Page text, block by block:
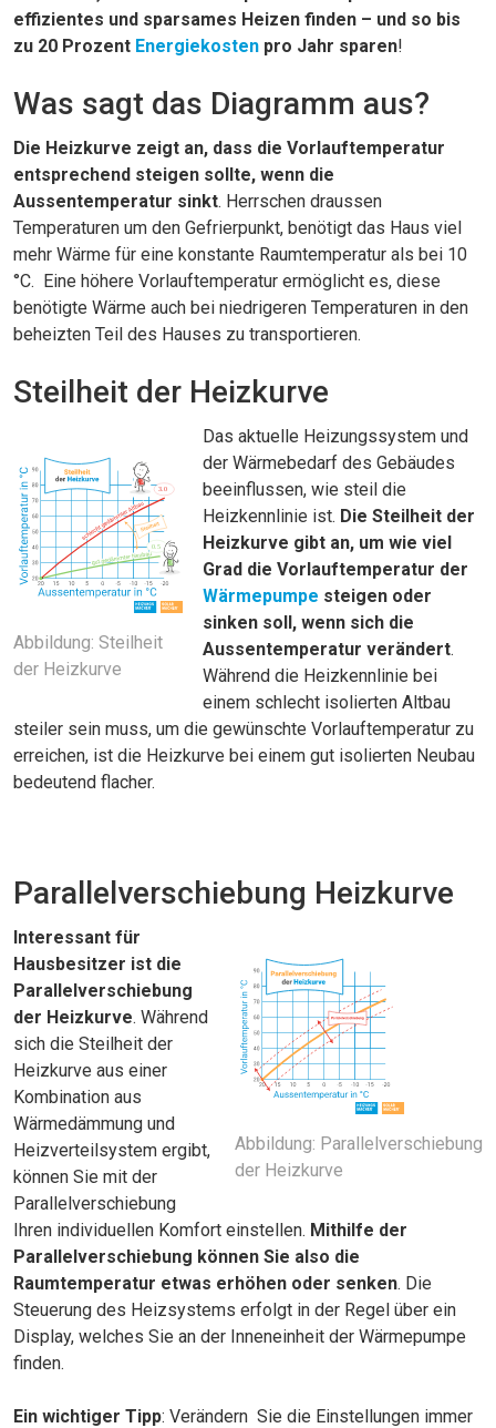
effizientes und sparsames Heizen finden – und so bis
zu 20 Prozent Energiekosten pro Jahr sparen!
Was sagt das Diagramm aus?
Die Heizkurve zeigt an, dass die Vorlauftemperatur
entsprechend steigen sollte, wenn die
Aussentemperatur sinkt. Herrschen draussen
Temperaturen um den Gefrierpunkt, benötigt das Haus viel
mehr Wärme für eine konstante Raumtemperatur als bei 10
°C. Eine höhere Vorlauftemperatur ermöglicht es, diese
benötigte Wärme auch bei niedrigeren Temperaturen in den
beheizten Teil des Hauses zu transportieren.
Steilheit der Heizkurve
Abbildung: Steilheit
der Heizkurve
Das aktuelle Heizungssystem und
der Wärmebedarf des Gebäudes
beeinflussen, wie steil die
Heizkennlinie ist. Die Steilheit der
Heizkurve gibt an, um wie viel
Grad die Vorlauftemperatur der
Wärmepumpe steigen oder
sinken soll, wenn sich die
Aussentemperatur verändert.
Während die Heizkennlinie bei
einem schlecht isolierten Altbau
steiler sein muss, um die gewünschte Vorlauftemperatur zu
erreichen, ist die Heizkurve bei einem gut isolierten Neubau
bedeutend flacher.
Parallelverschiebung Heizkurve
Abbildung: Parallelverschiebung
der Heizkurve
Interessant für
Hausbesitzer ist die
Parallelverschiebung
der Heizkurve. Während
sich die Steilheit der
Heizkurve aus einer
Kombination aus
Wärmedämmung und
Heizverteilsystem ergibt,
können Sie mit der
Parallelverschiebung
Ihren individuellen Komfort einstellen. Mithilfe der
Parallelverschiebung können Sie also die
Raumtemperatur etwas erhöhen oder senken. Die
Steuerung des Heizsystems erfolgt in der Regel über ein
Display, welches Sie an der Inneneinheit der Wärmepumpe
finden.
Ein wichtiger Tipp: Verändern Sie die Einstellungen immer